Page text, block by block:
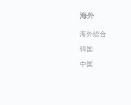
海外
海外総合
韓国
中国